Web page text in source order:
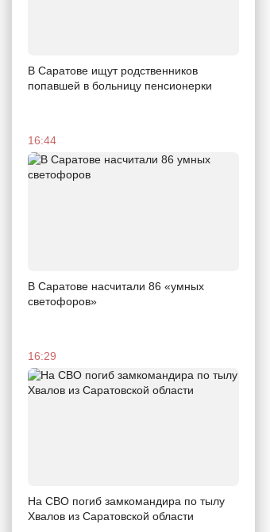
В Саратове ищут родственников
попавшей в больницу пенсионерки
16:44
В Саратове насчитали 86 «умных
светофоров»
16:29
На СВО погиб замкомандира по тылу
Хвалов из Саратовской области